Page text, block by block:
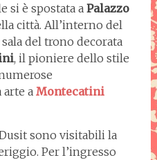
si è spostata aPalazzo
città. All’interno del
del trono decorata
, il pioniere dello stile
aMontecatini
sono visitabili la
Per l’ingresso